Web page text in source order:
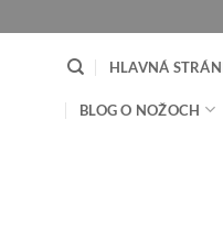
HLAVNÁ
BLOG O NOŽOCH